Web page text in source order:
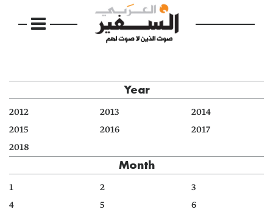
Year
2012 2013
2014
2015
2016
2017
2018
Month
1 2
3
4
5
6